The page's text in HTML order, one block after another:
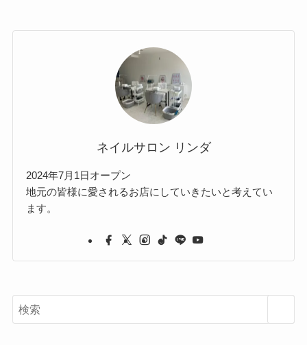
ネイルサロン リンダ
2024年7月1日オープン
地元の皆様に愛されるお店にしていきたいと考えてい
ます。